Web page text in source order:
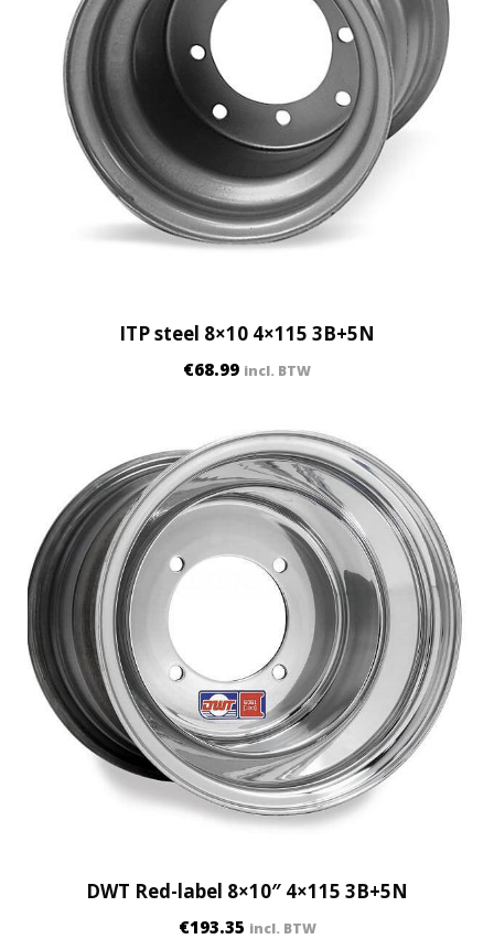
ITP steel 8×10 4×115 3B+5N
€68.99 incl. BTW
DWT Red-label 8×10″ 4×115 3B+5N
€193.35 incl. BTW